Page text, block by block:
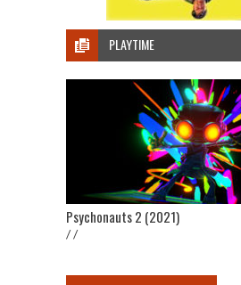
PLAYTIME
Psychonauts 2 (2021)
/ /